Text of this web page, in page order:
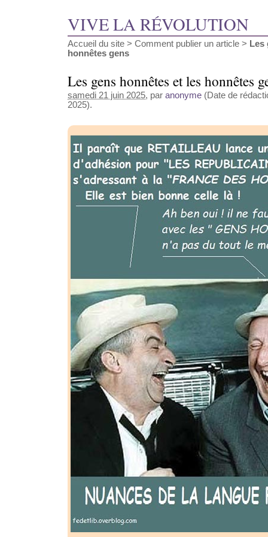
VIVE LA RÉVOLUTION
Accueil du site > Comment publier un article > Les
honnêtes gens
Les gens honnêtes et les honnêtes
samedi 21 juin 2025, par anonyme (Date de
2025).